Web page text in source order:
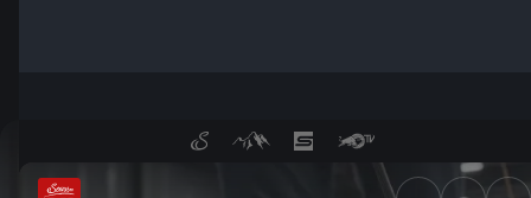
Wer ist der Schönste? Auf